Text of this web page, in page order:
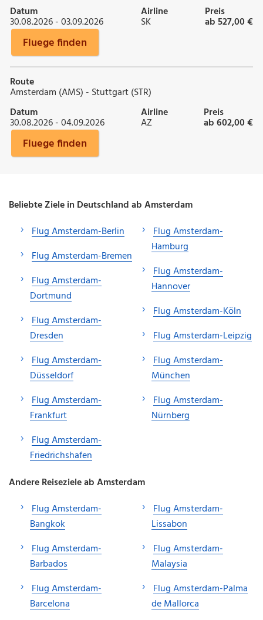
Datum
30.08.2026 - 03.09.2026
Airline
SK
Preis
ab 527,00 €
Fluege finden
Route
Amsterdam (AMS) - Stuttgart (STR)
Datum
30.08.2026 - 04.09.2026
Airline
AZ
Preis
ab 602,00 €
Fluege finden
Beliebte Ziele in Deutschland ab Amsterdam
Flug Amsterdam-Berlin
Flug Amsterdam-Bremen
Flug Amsterdam-
Dortmund
Flug Amsterdam-
Dresden
Flug Amsterdam-
Düsseldorf
Flug Amsterdam-
Frankfurt
Flug Amsterdam-
Friedrichshafen
Flug Amsterdam-
Hamburg
Flug Amsterdam-
Hannover
Flug Amsterdam-Köln
Flug Amsterdam-Leipzig
Flug Amsterdam-
München
Flug Amsterdam-
Nürnberg
Andere Reiseziele ab Amsterdam
Flug Amsterdam-
Bangkok
Flug Amsterdam-
Barbados
Flug Amsterdam-
Barcelona
Flug Amsterdam-
Lissabon
Flug Amsterdam-
Malaysia
Flug Amsterdam-Palma
de Mallorca